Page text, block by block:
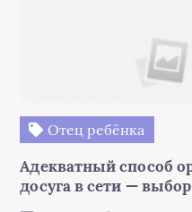
Отец ребёнка
Адекватный способ
досуга в сети —